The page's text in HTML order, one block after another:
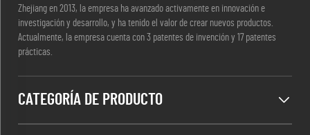
Zhejiang en 2013, la empresa ha avanzado activamente en innovación e
investigación y desarrollo, y ha tenido el valor de crear nuevos productos.
Actualmente, la empresa cuenta con 3 patentes de invención y 17 patentes
prácticas.
CATEGORÍA DE PRODUCTO